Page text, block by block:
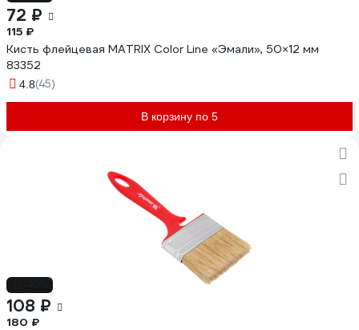
72 ₽
115 ₽
Кисть флейцевая MATRIX Color Line «Эмали», 50×12 мм
83352
4.8(45)
В корзину по 5
108 ₽
180 ₽